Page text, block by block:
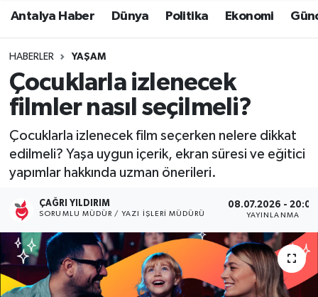
Antalya Haber Dünya Politika Ekonomi
HABERLER YAŞAM
Çocuklarla izlenecek
filmler nasıl seçilmeli?
Çocuklarla izlenecek film seçerken nelere dikkat
edilmeli? Yaşa uygun içerik, ekran süresi ve eğitici
yapımlar hakkında uzman önerileri.
ÇAĞRI YILDIRIM
SORUMLU MÜDÜR / YAZI İŞLERI MÜDÜRÜ
08.07.2026 - 20:00
YAYINLANMA
Ekonomi
Genel
Güncel
Güvenlik
Kültür Sanat
Magazin
Medya
Süper Lig Puan Durumu ve Fikstür
Tüm Manşetler
Son Dakika Haberleri
Haber Arşivi